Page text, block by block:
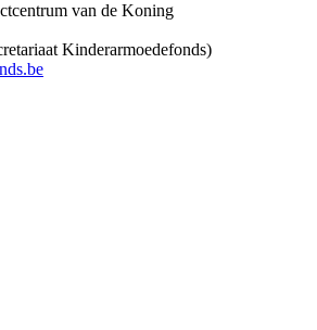
van de Koning
Kinderarmoedefonds)